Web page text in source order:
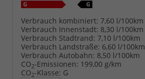
Verbrauch kombiniert: 7,60 l/100km
Verbrauch Innenstadt: 8,30 l/100km
Verbrauch Stadtrand: 7,10 l/100km
Verbrauch Landstraße: 6,60 l/100km
Verbrauch Autobahn: 8,50 l/100km
CO2-Emissionen: 199,00 g/km
CO2-Klasse: G